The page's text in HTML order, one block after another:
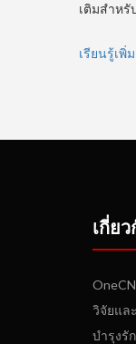
เติมสำห
เรียนรู้เพิ่
เกี่ย
วิจัยแล
บำรุงรั